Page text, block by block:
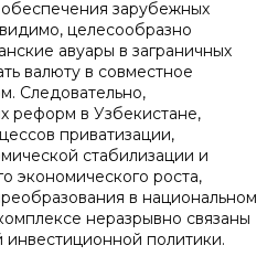
зарубежных
целесообразно
авуары в заграничных
валюту в совместное
Следовательно,
реформ в Узбекистане,
приватизации,
стабилизации и
экономического роста,
в национальном
неразрывно связаны
политики.